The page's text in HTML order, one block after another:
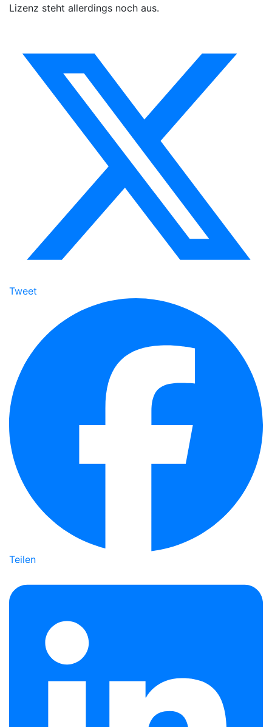
Lizenz steht allerdings noch aus.
Tweet
Teilen